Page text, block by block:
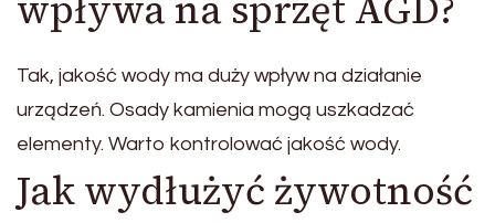
Tak, jakość wody ma duży wpływ na działanie
urządzeń. Osady kamienia mogą uszkadzać
elementy. Warto kontrolować jakość wody.
Jak wydłużyć żywotność